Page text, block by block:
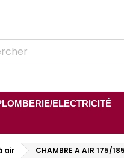
ELECTRICITÉ
air CHAMBRE A AIR 175/